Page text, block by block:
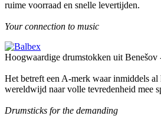
ruime voorraad en snelle levertijden.
Your connection to music
Hoogwaardige drumstokken uit Benešov
Het betreft een A-merk waar inmiddels al
wereldwijd naar volle tevredenheid mee
Drumsticks for the demanding